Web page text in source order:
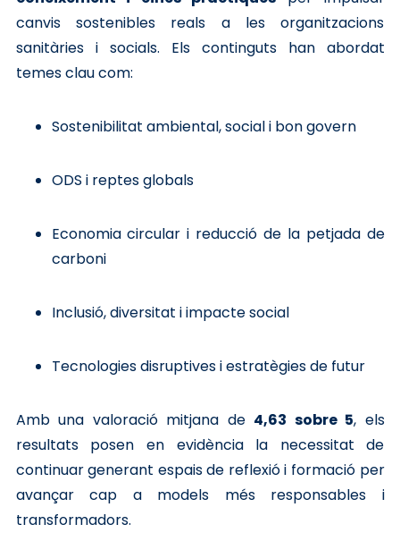
canvis sostenibles reals a les organitzacions
sanitàries i socials. Els continguts han abordat
temes clau com:
Sostenibilitat ambiental, social i bon govern
ODS i reptes globals
Economia circular i reducció de la petjada de
carboni
Inclusió, diversitat i impacte social
Tecnologies disruptives i estratègies de futur
Amb una valoració mitjana de 4,63 sobre 5, els
resultats posen en evidència la necessitat de
continuar generant espais de reflexió i formació per
avançar cap a models més responsables i
transformadors.